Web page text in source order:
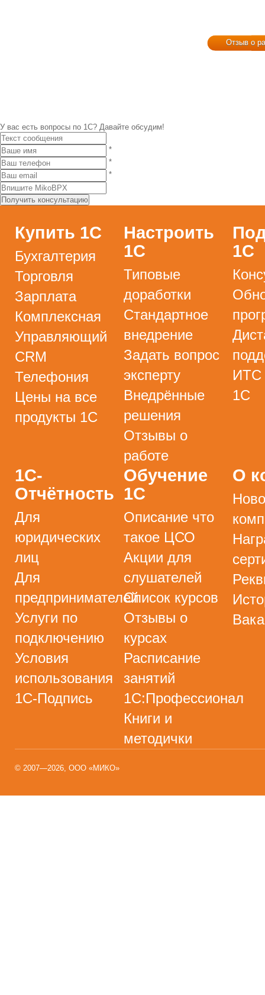
Отзыв о
У вас есть вопросы по 1С? Давайте обсудим!
*
*
*
Купить 1С
Бухгалтерия
Торговля
Зарплата
Комплексная
Управляющий
CRM
Телефония
Цены на все
продукты 1С
Настроить
1С
Типовые
доработки
Стандартное
внедрение
Задать вопрос
эксперту
Внедрённые
решения
Отзывы о
работе
1С
ИТС
1С
1С-
Отчётность
Для
юридических
лиц
Для
предпринимателей
Услуги по
подключению
Условия
использования
1С-Подпись
Обучение
1С
Описание что
такое ЦСО
Акции для
слушателей
Список курсов
Отзывы о
курсах
Расписание
занятий
1С:Профессионал
Книги и
методички
О
© 2007—2026, ООО «МИКО»